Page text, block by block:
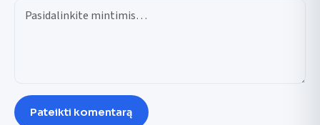
Pateikti komentarą